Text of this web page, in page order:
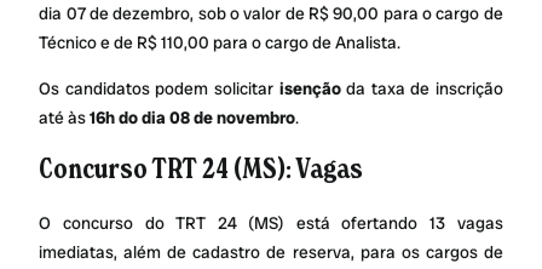
dia 07 de dezembro, sob o valor de R$ 90,00 para o cargo de
Técnico e de R$ 110,00 para o cargo de Analista.
Os candidatos podem solicitar isençãoda taxa de inscrição
até às16h do dia 08 de novembro.
Concurso TRT 24 (MS): Vagas
O concurso do TRT 24 (MS) está ofertando 13 vagas
imediatas, além de cadastro de reserva, para os cargos de